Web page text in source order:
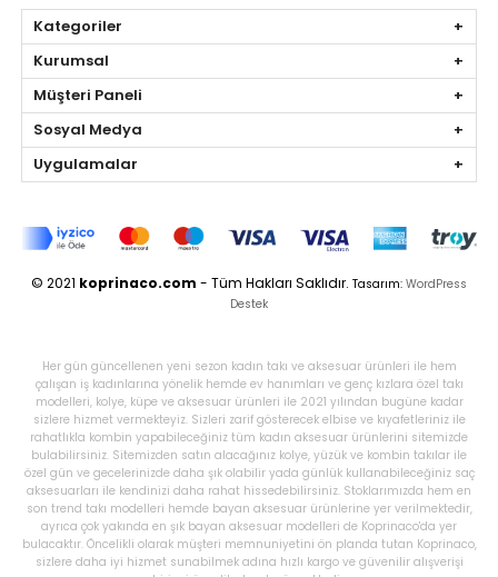
Kategoriler
Kurumsal
Müşteri Paneli
Sosyal Medya
Uygulamalar
© 2021 koprinaco.com - Tüm Hakları Saklıdır. Tasarım: WordPress
Destek
Her gün güncellenen yeni sezon kadın takı ve aksesuar ürünleri ile hem
çalışan iş kadınlarına yönelik hemde ev hanımları ve genç kızlara özel takı
modelleri, kolye, küpe ve aksesuar ürünleri ile 2021 yılından bugüne kadar
sizlere hizmet vermekteyiz. Sizleri zarif gösterecek elbise ve kıyafetleriniz ile
rahatlıkla kombin yapabileceğiniz tüm kadın aksesuar ürünlerini sitemizde
bulabilirsiniz. Sitemizden satın alacağınız kolye, yüzük ve kombin takılar ile
özel gün ve gecelerinizde daha şık olabilir yada günlük kullanabileceğiniz saç
aksesuarları ile kendinizi daha rahat hissedebilirsiniz. Stoklarımızda hem en
son trend takı modelleri hemde bayan aksesuar ürünlerine yer verilmektedir,
ayrıca çok yakında en şık bayan aksesuar modelleri de Koprinaco'da yer
bulacaktır. Öncelikli olarak müşteri memnuniyetini ön planda tutan Koprinaco,
sizlere daha iyi hizmet sunabilmek adına hızlı kargo ve güvenilir alışverişi